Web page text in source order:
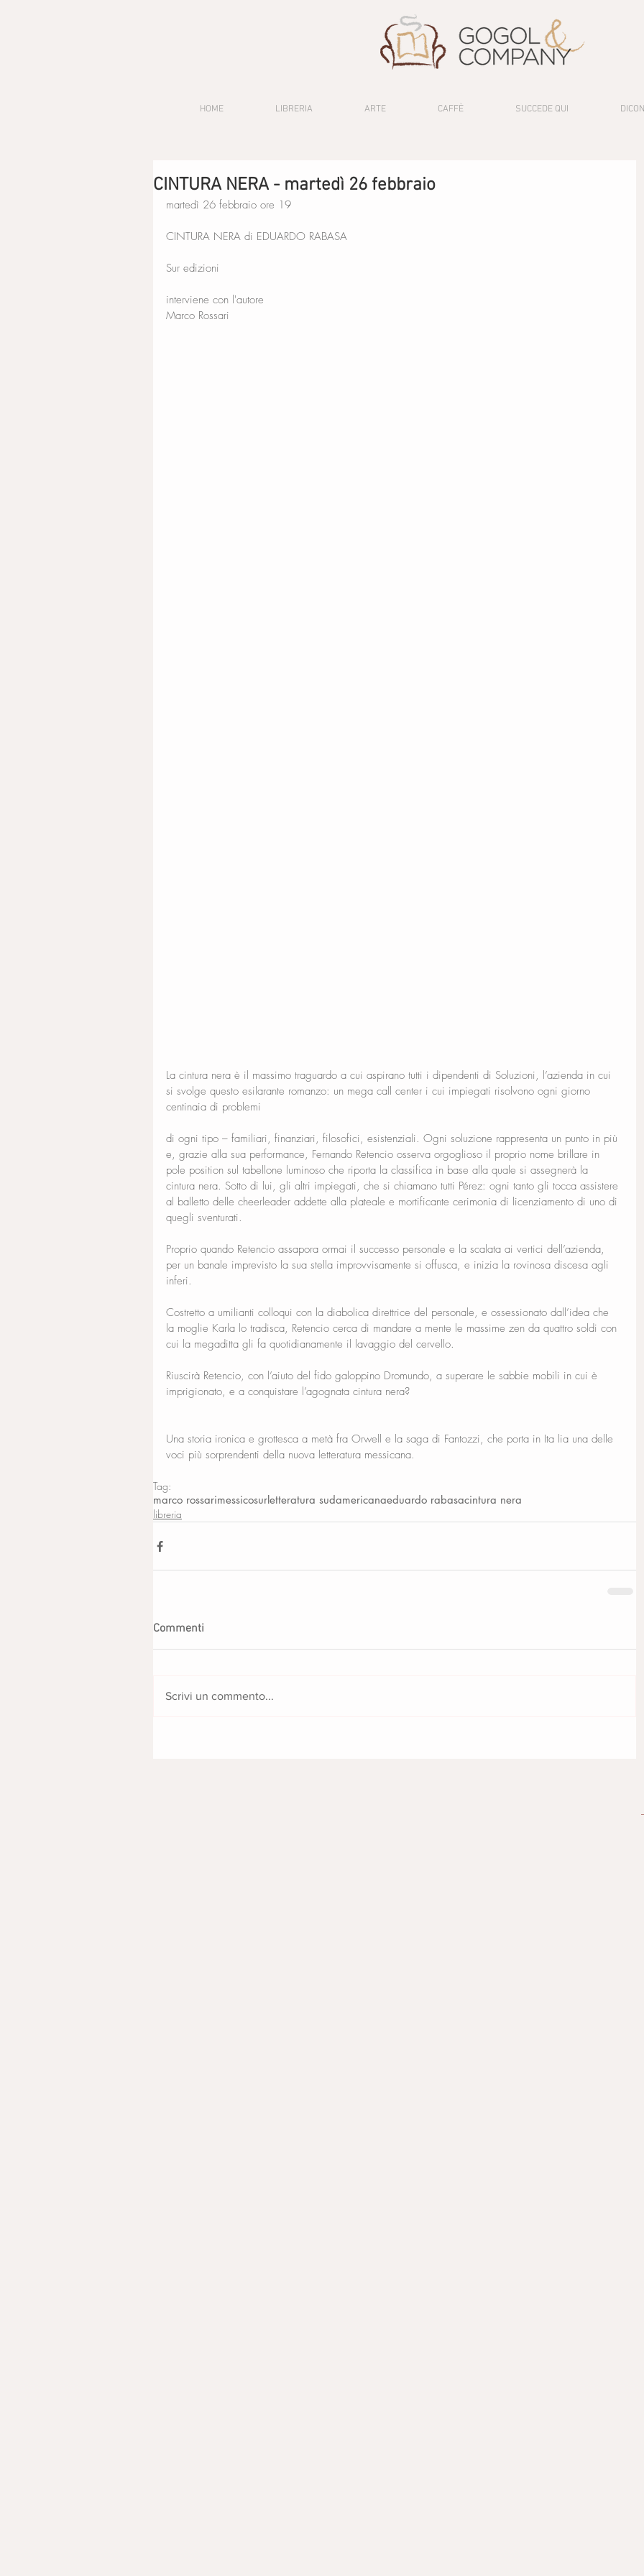
HOME LIBRERIA ARTE CAFFÈ SUCCEDE QUI
CINTURA NERA - martedì 26 febbraio
martedì 26 febbraio ore 19
CINTURA NERA di EDUARDO RABASA
Sur edizioni
interviene con l'autore
Marco Rossari
La cintura nera è il massimo traguardo a cui aspirano tutti i dipendenti di Soluzioni, l’azienda in cui
si svolge questo esilarante romanzo: un mega call center i cui impiegati risolvono ogni giorno
centinaia di problemi
di ogni tipo – familiari, finanziari, filosofici, esistenziali. Ogni soluzione rappresenta un punto in più
e, grazie alla sua performance, Fernando Retencio osserva orgoglioso il proprio nome brillare in
pole position sul tabellone luminoso che riporta la classifica in base alla quale si assegnerà la
cintura nera. Sotto di lui, gli altri impiegati, che si chiamano tutti Pérez: ogni tanto gli tocca assistere
al balletto delle cheerleader addette alla plateale e mortificante cerimonia di licenziamento di uno di
quegli sventurati.
Proprio quando Retencio assapora ormai il successo personale e la scalata ai vertici dell’azienda,
per un banale imprevisto la sua stella improvvisamente si offusca, e inizia la rovinosa discesa agli
inferi.
Costretto a umilianti colloqui con la diabolica direttrice del personale, e ossessionato dall’idea che
la moglie Karla lo tradisca, Retencio cerca di mandare a mente le massime zen da quattro soldi con
cui la megaditta gli fa quotidianamente il lavaggio del cervello.
Riuscirà Retencio, con l’aiuto del fido galoppino Dromundo, a superare le sabbie mobili in cui è
imprigionato, e a conquistare l’agognata cintura nera?
Una storia ironica e grottesca a metà fra Orwell e la saga di Fantozzi, che porta in Ita lia una delle
voci più sorprendenti della nuova letteratura messicana.
Tag:
marco rossarimessicosurletteratura sudamericanaeduardo rabasacintura nera
libreria
Commenti
Scrivi un commento...